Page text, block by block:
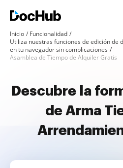
Inicio
Funcionalidad
Utiliza nuestras funciones de edición de
en tu navegador sin complicaciones
Asamblea de Tiempo de Alquiler Gratis
Descubre la
de Arma